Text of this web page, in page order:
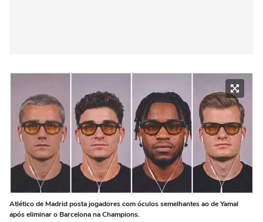
Atlético de Madrid posta jogadores com óculos semelhantes ao de Yamal
após eliminar o Barcelona na Champions.